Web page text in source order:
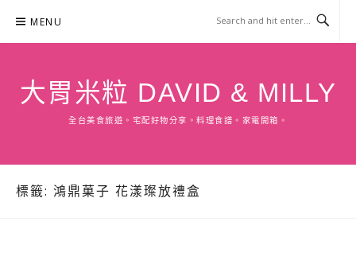
content
MENU
大胃米粒 DAVID & MILLY
全台美食旅遊。宅配好物分享。料理食譜。家電開箱。
標籤: 鴻鼎菓子 花漾璨放禮盒